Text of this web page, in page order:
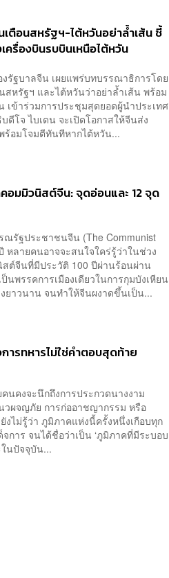
ตือนสหรัฐฯ-ไต้หวันอย่าล้ำเส้น ชี้
ครื่องบินรบบินเหนือไต้หวัน
รัฐบาลจีน เผยแพร่บทบรรณาธิการโดย
หรัฐฯ และไต้หวันว่าอย่าล้ำเส้น พร้อม
เข้าร่วมการประชุมสุดยอดผู้นำประเทศ
โจ ไบเดน จะเปิดโอกาสให้จีนส่ง
ร้อมโจมตีทันทีหากไต้หวัน...
อมมิวนิสต์จีน: จุดอ่อนและ 12 จุด
รัฐประชาชนจีน (The Communist
หลายคนอาจจะสนใจใคร่รู้ว่าในช่วง
ต์จีนที่มีประวัติ 100 ปีผ่านร้อนผ่าน
พรรคการเมืองเดียวในการกุมบังเหียน
ยาวนาน จนทำให้จีนผงาดขึ้นเป็น...
ารทหารไม่ใช่คำตอบสุดท้าย
นคงจะนึกถึงการประกวดนางงาม
ผจญภัย การก่ออาชญากรรม หรือ
ไม่รู้ว่า ภูมิภาคแห่งนี้ครั้งหนึ่งเกือบทุก
การ จนได้ชื่อว่าเป็น ‘ภูมิภาคที่มีระบอบ
นปัจจุบัน...